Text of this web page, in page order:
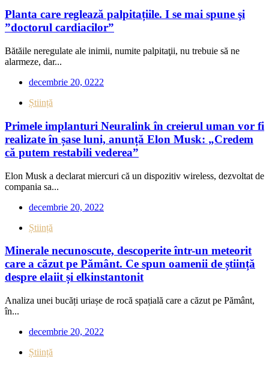
Planta care reglează palpitațiile. I se mai spune şi
”doctorul cardiacilor”
Bătăile neregulate ale inimii, numite palpitaţii, nu trebuie să ne
alarmeze, dar...
decembrie 20, 0222
Știință
Primele implanturi Neuralink în creierul uman vor fi
realizate în șase luni, anunță Elon Musk: „Credem
că putem restabili vederea”
Elon Musk a declarat miercuri că un dispozitiv wireless, dezvoltat de
compania sa...
decembrie 20, 2022
Știință
Minerale necunoscute, descoperite într-un meteorit
care a căzut pe Pământ. Ce spun oamenii de știință
despre elaiit și elkinstantonit
Analiza unei bucăți uriașe de rocă spațială care a căzut pe Pământ,
în...
decembrie 20, 2022
Știință